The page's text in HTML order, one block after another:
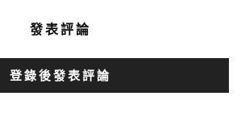
發表評論
登錄後發表評論